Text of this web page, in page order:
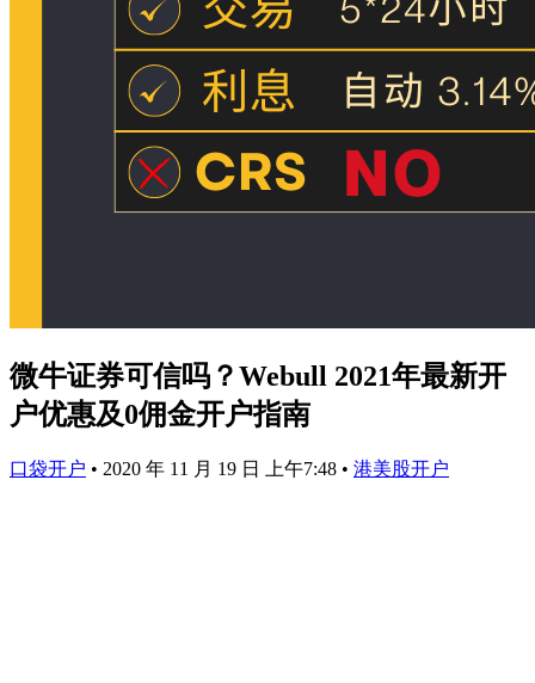
微牛证券可信吗？Webull 2021年最新开
户优惠及0佣金开户指南
口袋开户 • 2020 年 11 月 19 日 上午7:48 • 港美股开户